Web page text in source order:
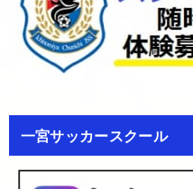
一宮サッカースクール